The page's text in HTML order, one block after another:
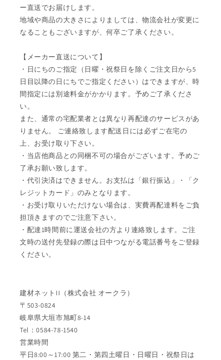
ー直送でお届けします。
地域や商品の大きさによりましては、物流会社が変更に
なることもございますが、何卒ご了承ください。
【メーカー直送について】
・日にちのご指定（日曜・祝祭日を除くご注文日から5
日目以降の日にちでご指定ください）はできますが、時
間指定には別途料金がかかります。予めご了承くださ
い。
また、通常の宅配業者とは異なり再配達のサービスがあ
りません。 ご連絡致します配送日には必ずご在宅の
上、お受け取り下さい。
・当店他商品との同梱不可の場合がございます。予めご
了承お願い致します。
・代引決済はできません。お支払は「銀行振込」・「ク
レジットカード」のみとなります。
・お受け取りいただけない場合は、実費再配達料をご負
担頂きますのでご注意下さい。
・配達1時間前に運送会社の方より連絡致します。ご注
文時の送付先登録の際は日中つながる電話番号をご登録
ください。
建材ネットII（株式会社 オークラ）
〒503-0824
岐阜県大垣市旭町8-14
Tel：0584-78-1540
営業時間
平日8:00～17:00 第二・第四土曜日・日曜日・祝祭日は